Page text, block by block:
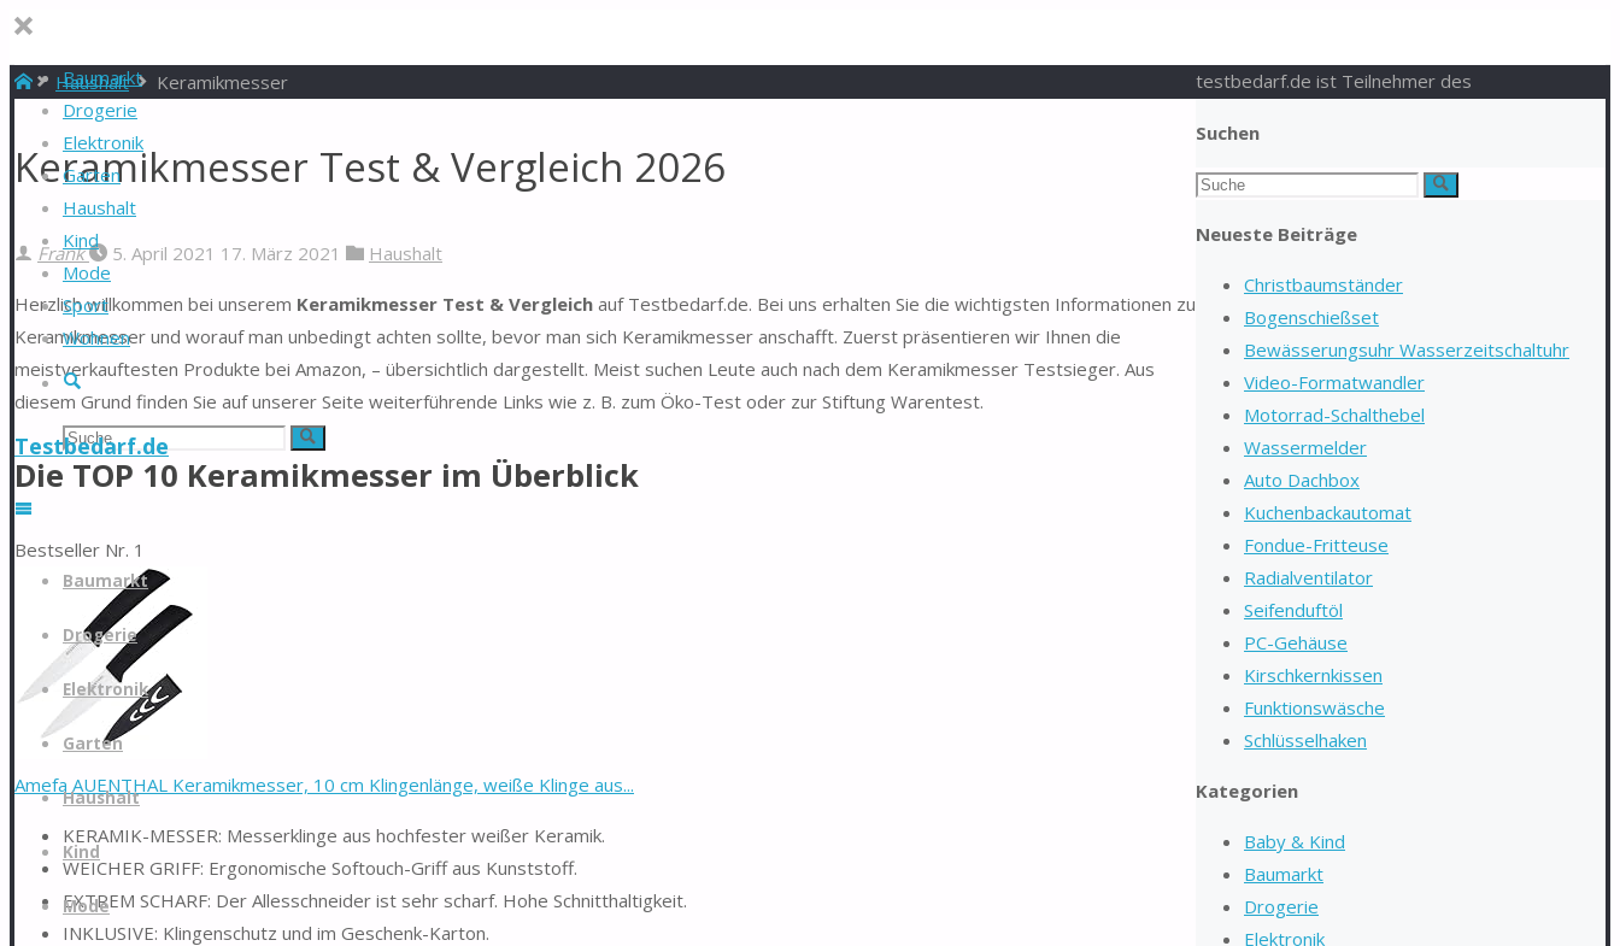
Baumarkt
Drogerie
Elektronik
Garten
Haushalt
Kind
Mode
Sport
Wohnen
Suche
Suchen
nach:
Suche
Testbedarf.de
springen
Baumarkt
Drogerie
Elektronik
Garten
Haushalt
Kind
Mode
StartHaushalt Keramikmesser
Keramikmesser Test & Vergleich 2026
Frank 5. April 2021 17. März 2021 Haushalt
Herzlich willkommen bei unserem Keramikmesser Test & Vergleich auf Testbedarf.de. Bei uns erhalten Sie die wichtigsten Informationen zu
Keramikmesser und worauf man unbedingt achten sollte, bevor man sich Keramikmesser anschafft. Zuerst präsentieren wir Ihnen die
meistverkauftesten Produkte bei Amazon, – übersichtlich dargestellt. Meist suchen Leute auch nach dem Keramikmesser Testsieger. Aus
diesem Grund finden Sie auf unserer Seite weiterführende Links wie z. B. zum Öko-Test oder zur Stiftung Warentest.
Die TOP 10 Keramikmesser im Überblick
Bestseller Nr. 1
Amefa AUENTHAL Keramikmesser, 10 cm Klingenlänge, weiße Klinge aus...
KERAMIK-MESSER: Messerklinge aus hochfester weißer Keramik.
WEICHER GRIFF: Ergonomische Softouch-Griff aus Kunststoff.
EXTREM SCHARF: Der Allesschneider ist sehr scharf. Hohe Schnitthaltigkeit.
INKLUSIVE: Klingenschutz und im Geschenk-Karton.
Suchen
Suchen
Suche
Neueste Beiträge
Christbaumständer
Bogenschießset
Bewässerungsuhr Wasserzeitschaltuhr
Video-Formatwandler
Motorrad-Schalthebel
Wassermelder
Auto Dachbox
Kuchenbackautomat
Fondue-Fritteuse
Radialventilator
Seifenduftöl
PC-Gehäuse
Kirschkernkissen
Funktionswäsche
Schlüsselhaken
Kategorien
Baby & Kind
Baumarkt
Drogerie
Elektronik
testbedarf.de ist Teilnehmer des